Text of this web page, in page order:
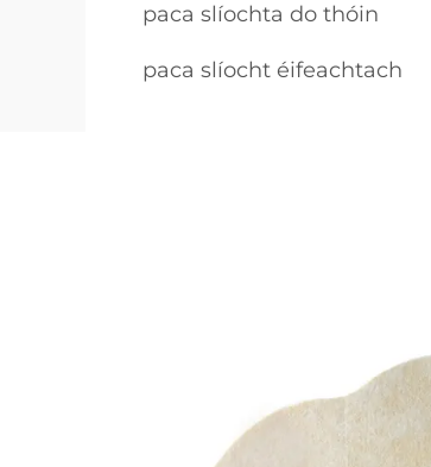
paca slíochta do thóin
paca slíocht éifeachtach